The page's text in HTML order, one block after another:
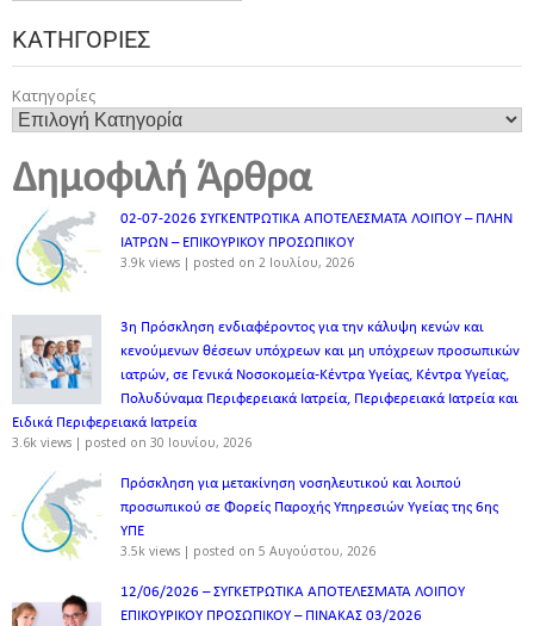
ΚΑΤΗΓΟΡΊΕΣ
Κατηγορίες
Δημοφιλή Άρθρα
02-07-2026 ΣΥΓΚΕΝΤΡΩΤΙΚΑ ΑΠΟΤΕΛΕΣΜΑΤΑ ΛΟΙΠΟΥ – ΠΛΗΝ
ΙΑΤΡΩΝ – ΕΠΙΚΟΥΡΙΚΟΥ ΠΡΟΣΩΠΙΚOY
3.9k views | posted on 2 Ιουλίου, 2026
3η Πρόσκληση ενδιαφέροντος για την κάλυψη κενών και
κενούμενων θέσεων υπόχρεων και μη υπόχρεων προσωπικών
ιατρών, σε Γενικά Νοσοκομεία-Κέντρα Υγείας, Κέντρα Υγείας,
Πολυδύναμα Περιφερειακά Ιατρεία, Περιφερειακά Ιατρεία και
Ειδικά Περιφερειακά Ιατρεία
3.6k views | posted on 30 Ιουνίου, 2026
Πρόσκληση για μετακίνηση νοσηλευτικού και λοιπού
προσωπικού σε Φορείς Παροχής Υπηρεσιών Υγείας της 6ης
ΥΠΕ
3.5k views | posted on 5 Αυγούστου, 2026
12/06/2026 – ΣΥΓΚΕΤΡΩΤΙΚΑ ΑΠΟΤΕΛΕΣΜΑΤΑ ΛΟΙΠΟΥ
ΕΠΙΚΟΥΡΙΚΟΥ ΠΡΟΣΩΠΙΚΟΥ – ΠΙΝΑΚΑΣ 03/2026